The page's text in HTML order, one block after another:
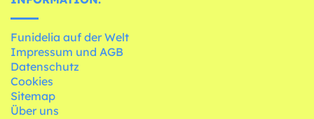
Funidelia auf der Welt
Impressum und AGB
Datenschutz
Cookies
Sitemap
Über uns